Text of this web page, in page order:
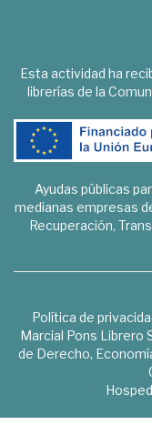
Esta actividad ha
librerías de la
Ayudas públicas
medianas empresas
Recuperación,
Política de
Marcial Pons Librero
de Derecho,